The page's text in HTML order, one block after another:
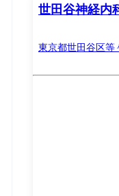
世田谷神経内
東京都世田谷区等